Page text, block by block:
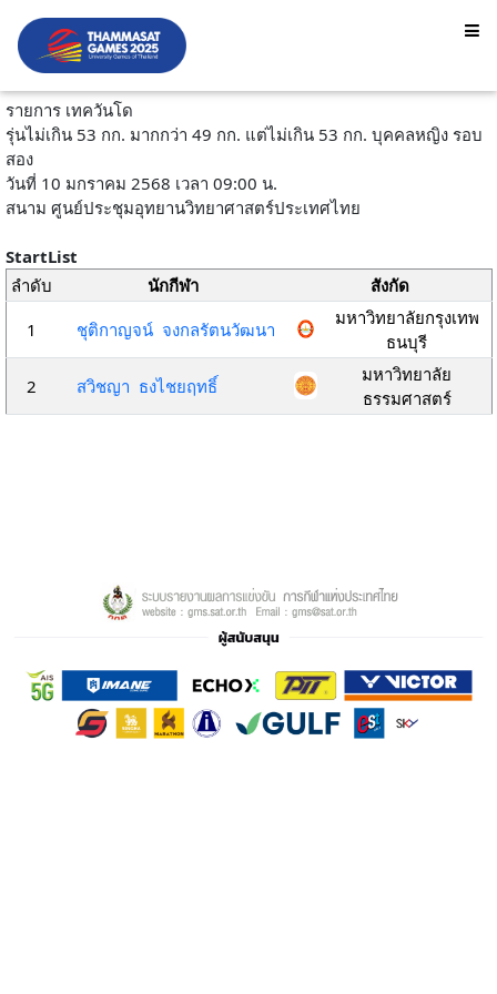
รายการ เทควันโด
รุ่นไม่เกิน 53 กก. มากกว่า 49 กก. แต่ไม่เกิน 53 กก. บุคคลหญิง รอบ
สอง
วันที่ 10 มกราคม 2568 เวลา 09:00 น.
สนาม ศูนย์ประชุมอุทยานวิทยาศาสตร์ประเทศไทย
StartList
ลำดับ
นักกีฬา
สังกัด
1
ชุติกาญจน์ จงกลรัตนวัฒนา
มหาวิทยาลัยกรุงเทพ
ธนบุรี
2
สวิชญา ธงไชยฤทธิ์
มหาวิทยาลัย
ธรรมศาสตร์